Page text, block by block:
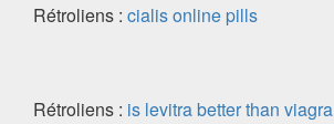
Rétroliens : cialis online pills
Rétroliens : is levitra better than viagra